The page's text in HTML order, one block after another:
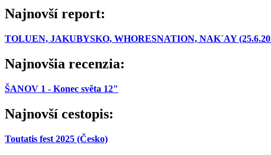
Najnovší report:
TOLUEN, JAKUBYSKO, WHORESNATION, NAK´AY
Najnovšia recenzia:
ŠANOV 1 - Konec světa 12"
Najnovší cestopis:
Toutatis fest 2025 (Česko)